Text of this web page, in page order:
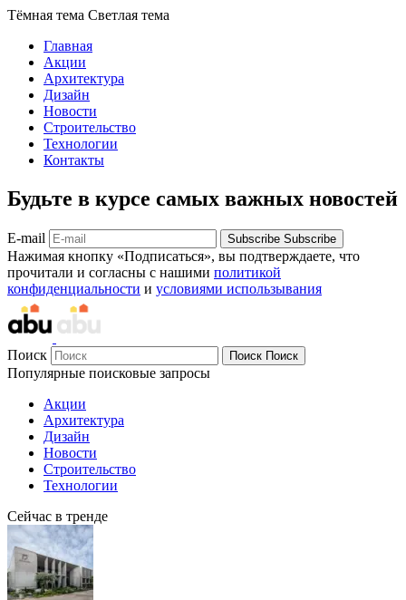
Тёмная тема Светлая тема
Главная
Акции
Архитектура
Дизайн
Новости
Строительство
Технологии
Контакты
Будьте в курсе самых важных новостей
E-mail Subscribe Subscribe
Нажимая кнопку «Подписаться», вы подтверждаете, что
прочитали и согласны с нашими политикой
конфиденциальности и условиями использывания
Поиск Поиск Поиск
Популярные поисковые запросы
Акции
Архитектура
Дизайн
Новости
Строительство
Технологии
Сейчас в тренде